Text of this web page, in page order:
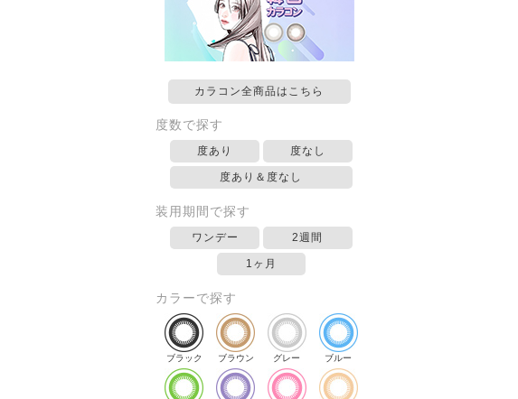
カラコン全商品はこちら
度数で探す
度あり 度なし
度あり＆度なし
装用期間で探す
ワンデー 2週間
1ヶ月
カラーで探す
ブラック ブラウン グレー ブルー